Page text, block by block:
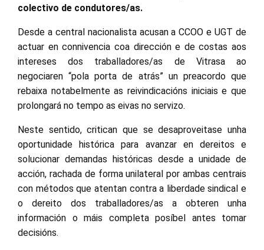
colectivo de condutores/as.
Desde a central nacionalista acusan a CCOO e UGT de
actuar en connivencia coa dirección e de costas aos
intereses dos traballadores/as de Vitrasa ao
negociaren “pola porta de atrás” un preacordo que
rebaixa notabelmente as reivindicacións iniciais e que
prolongará no tempo as eivas no servizo.
Neste sentido, critican que se desaproveitase unha
oportunidade histórica para avanzar en dereitos e
solucionar demandas históricas desde a unidade de
acción, rachada de forma unilateral por ambas centrais
con métodos que atentan contra a liberdade sindical e
o dereito dos traballadores/as a obteren unha
información o máis completa posíbel antes tomar
decisións.